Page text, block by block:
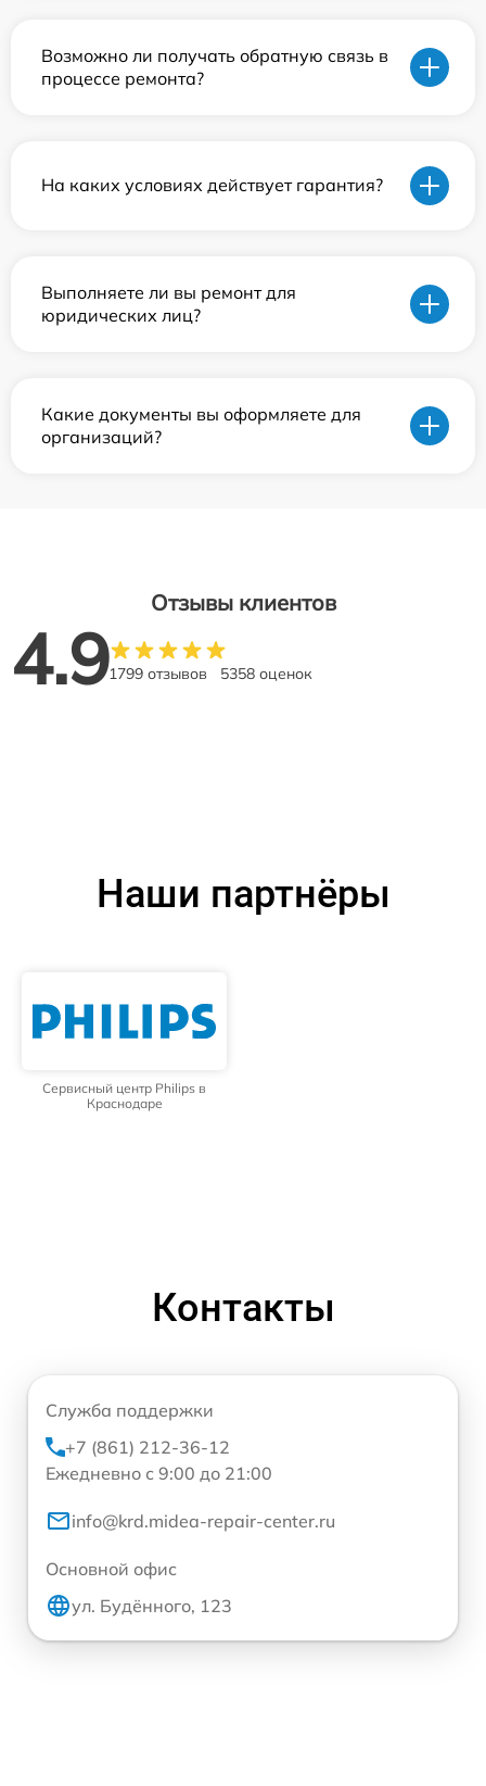
Возможно ли получать обратную связь в
процессе ремонта?
На каких условиях действует гарантия?
Выполняете ли вы ремонт для
юридических лиц?
Какие документы вы оформляете для
организаций?
Отзывы клиентов
4.91799 отзывов 5358 оценок
Наши партнёры
Сервисный центр Philips в
Краснодаре
Контакты
Служба поддержки
+7 (861) 212-36-12
Ежедневно с 9:00 до 21:00
info@krd.midea-repair-center.ru
Основной офис
ул. Будённого, 123